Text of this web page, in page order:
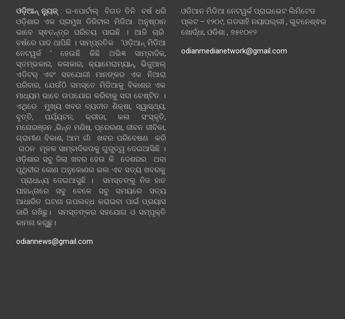
ଓଡ଼ିଆନ୍‍ ନ୍ୟୁଜ୍‍: ଇ-ପୋର୍ଟାଲ୍ ବିଗତ ତିନି ବର୍ଷ ଧରି
ଓଡ଼ିଶାର ଏକ ପ୍ରମୁଖ ଡିଜିଟାଲ ମିଡିଆ ଅନୁଷ୍ଠାନ
ଭାବେ ସ୍ଵତନ୍ତ୍ର ପରିଚୟ ପାଇଛି । ଆଜି ଚାରି
ବର୍ଷରେ ପାଦ ଥାପିଛି । ସାମ୍ପ୍ରତିକ ‘ଓଡ଼ିଆନ୍‍ ମିଡିଆ
ନେଟୱର୍କ ’ ହେଉଛି କିଛି ଅଭିଜ୍ଞ ସାମ୍ବାଦିକ,
ସ୍ତମ୍ଭକାର, କଳାକାର, କ୍ୟାମେରାମ୍ୟାନ୍, ଭିଜୁଆଲ୍
ଏଡିଟର୍ ଏବଂ ସହଯୋଗୀ ମାନଙ୍କର ଏକ ନିଆରା
ପରିବାର, ଯେଉଁଠି ସମସ୍ତେ ମିଡିଆକୁ ବିକାଶର ଏକ
ମାଧ୍ୟମ ଭାବେ ଉପଯୋଗ କରିବାକୁ ସଦା ଚେଷ୍ଟିତ ।
ଏଥିରେ ମୁଖ୍ୟ ଖବର ବ୍ୟତୀତ ଶିକ୍ଷା, ସ୍ୱାସ୍ଥ୍ୟ,
ବୃତ୍ତି, ପର୍ଯ୍ୟଟନ, କ୍ରୀଡା, କଳା ସଂସ୍କୃତି,
ମନୋରଞ୍ଜନ ,ଭିନ୍ନ ମଣିଷ, ପ୍ରେରଣା, ଜୀବନ ଜୀବିକା,
ଗ୍ରାମୀଣ ବିକାଶ, ଆମ ଗାଁ ଖବର ପରିବେଷଣ କରି
ଗଠନ ମୂଳକ ସାମ୍ବାଦିକତାକୁ ଗୁରୁତ୍ୱ ଦେଇଆସିଛି ।
ଓଡ଼ିଶାର ସବୁ ଜିଲା ଖବର ହେଉ କି ଦେଶରର ଅବା
ପୃଥିବୀର କୋଣ ଅନୁକୋଣର ଭଲ ଏବ ସତ୍ୟ ଖବରକୁ
ପ୍ରାଧାନ୍ୟ ଦେଇଆସୁଛି । ସମସ୍ତଙ୍କୁ ନିଜ ହାତ
ପାହାନ୍ତାରେ ସବୁ ବେଳେ ସବୁ ସମୟରେ ସତ୍ୟ
ଆଧାରିତ ଘଟଣା ଉପଲବ୍ଧ କରାଇବା ପାଇଁ ପ୍ରୟାସ
ଜାରି ରଖିଛୁ। ସମସ୍ତଙ୍କର ସହଯୋଗ ଓ ସମ୍ପୃକ୍ତି
କାମନା କରୁଛୁ।
odiannews@gmail.com
ଓଡିଆନ ମିଡିଆ ନେଟୱର୍କ ପ୍ରାଇଭେଟ ଲିମିଟେଡ
ପ୍ଲଟ – ୧୨୦୯, ଗଡସାହି ନୟାପଲ୍ଲୀ , ଭୁବନେଶ୍ଵର
ଖୋର୍ଦ୍ଧା, ଓଡିଶା , ୭୫୧୦୧୨
odianmedianetwork@gmail.com